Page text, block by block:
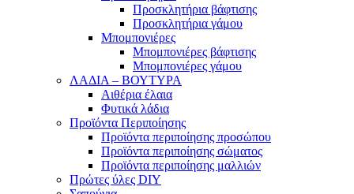
Προσκλητήρια βάφτισης
Προσκλητήρια γάμου
Μπομπονιέρες
Μπομπονιέρες βάφτισης
Μπομπονιέρες γάμου
ΛΑΔΙΑ – ΒΟΥΤΥΡΑ
Αιθέρια έλαια
Φυτικά λάδια
Προϊόντα Περιποίησης
Προϊόντα περιποίησης προσώπου
Προϊόντα περιποίησης σώματος
Προϊόντα περιποίησης μαλλιών
Πρώτες ύλες DIY